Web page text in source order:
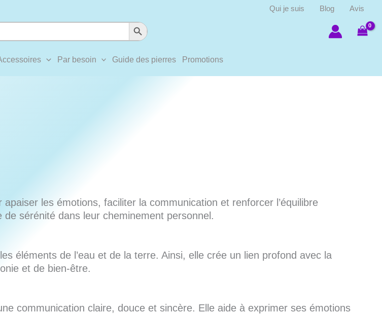
Qui je suis Blog
Avis
Search Button
Par besoin Guide des pierres Promotions
les émotions, faciliter la communication et renforcer l’équilibre
sérénité dans leur cheminement personnel.
éléments de l’eau et de la terre. Ainsi, elle crée un lien profond avec la
et de bien-être.
communication claire, douce et sincère. Elle aide à exprimer ses émotions